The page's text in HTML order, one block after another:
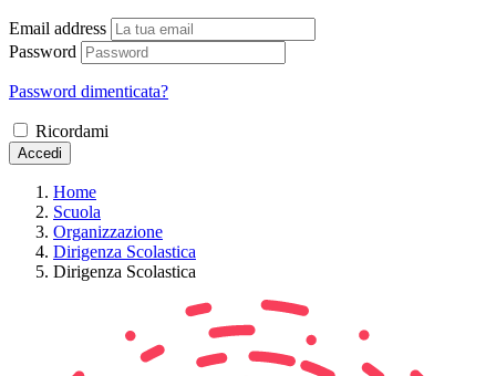
Email address
Password
Password dimenticata?
Ricordami
Accedi
Home
Scuola
Organizzazione
Dirigenza Scolastica
Dirigenza Scolastica